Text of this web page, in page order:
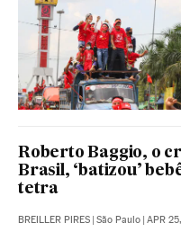
Roberto Baggio, o
Brasil, ‘batizou’
tetra
BREILLER PIRES | São Paulo | APR